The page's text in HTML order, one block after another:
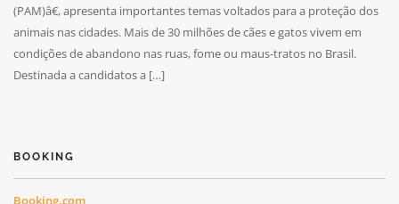
(PAM)â€, apresenta importantes temas voltados para a proteção dos
animais nas cidades. Mais de 30 milhões de cães e gatos vivem em
condições de abandono nas ruas, fome ou maus-tratos no Brasil.
Destinada a candidatos a […]
BOOKING
Booking.com